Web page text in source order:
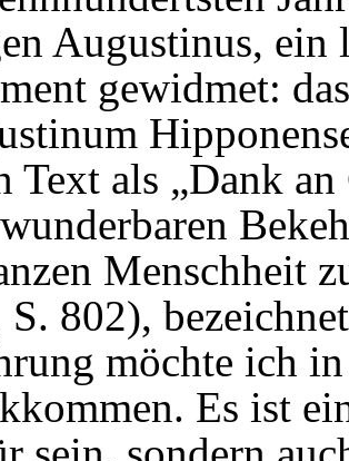
Augustinus, ein
gewidmet:
Text als „Dank
Menschheit
S. 802),
möchte ich
Es ist